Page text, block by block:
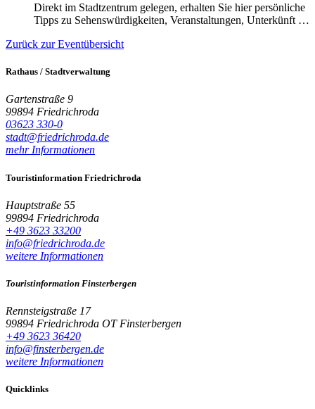
Direkt im Stadtzentrum gelegen, erhalten Sie hier persönliche
Tipps zu Sehenswürdigkeiten, Veranstaltungen, Unterkünft …
Zurück zur Eventübersicht
Rathaus / Stadtverwaltung
Gartenstraße 9
99894 Friedrichroda
03623 330-0
stadt@friedrichroda.de
mehr Informationen
Touristinformation Friedrichroda
Hauptstraße 55
99894 Friedrichroda
+49 3623 33200
info@friedrichroda.de
weitere Informationen
Touristinformation Finsterbergen
Rennsteigstraße 17
99894 Friedrichroda OT Finsterbergen
+49 3623 36420
info@finsterbergen.de
weitere Informationen
Quicklinks